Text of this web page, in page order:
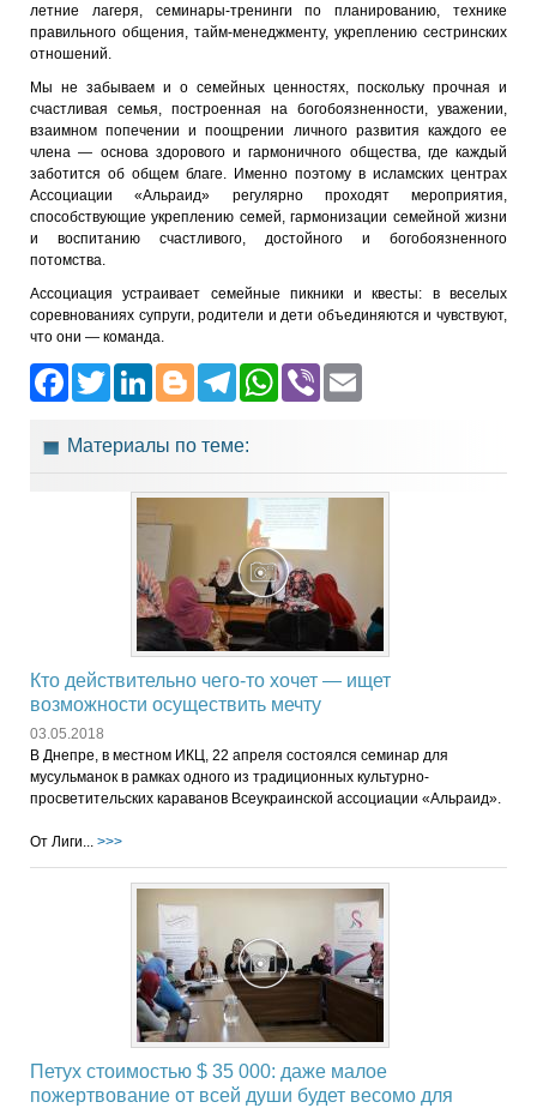
летние лагеря, семинары-тренинги по планированию, технике
правильного общения, тайм-менеджменту, укреплению сестринских
отношений.
Мы не забываем и о семейных ценностях, поскольку прочная и
счастливая семья, построенная на богобоязненности, уважении,
взаимном попечении и поощрении личного развития каждого ее
члена — основа здорового и гармоничного общества, где каждый
заботится об общем благе. Именно поэтому в исламских центрах
Ассоциации «Альраид» регулярно проходят мероприятия,
способствующие укреплению семей, гармонизации семейной жизни
и воспитанию счастливого, достойного и богобоязненного
потомства.
Ассоциация устраивает семейные пикники и квесты: в веселых
соревнованиях супруги, родители и дети объединяются и чувствуют,
что они — команда.
Facebook
Twitter
LinkedIn
Blogger
Telegram
WhatsApp
Viber
Материалы по теме:
Кто действительно чего-то хочет — ищет
возможности осуществить мечту
03.05.2018
В Днепре, в местном ИКЦ, 22 апреля состоялся семинар для
мусульманок в рамках одного из традиционных культурно-
просветительских караванов Всеукраинской ассоциации «Альраид».
От Лиги... >>>
Петух стоимостью $ 35 000: даже малое
пожертвование от всей души будет весомо для